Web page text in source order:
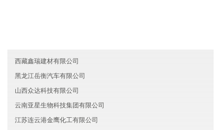
西藏鑫瑞建材有限公司
黑龙江岳衡汽车有限公司
山西众达科技有限公司
云南亚星生物科技集团有限公司
江苏连云港金鹰化工有限公司